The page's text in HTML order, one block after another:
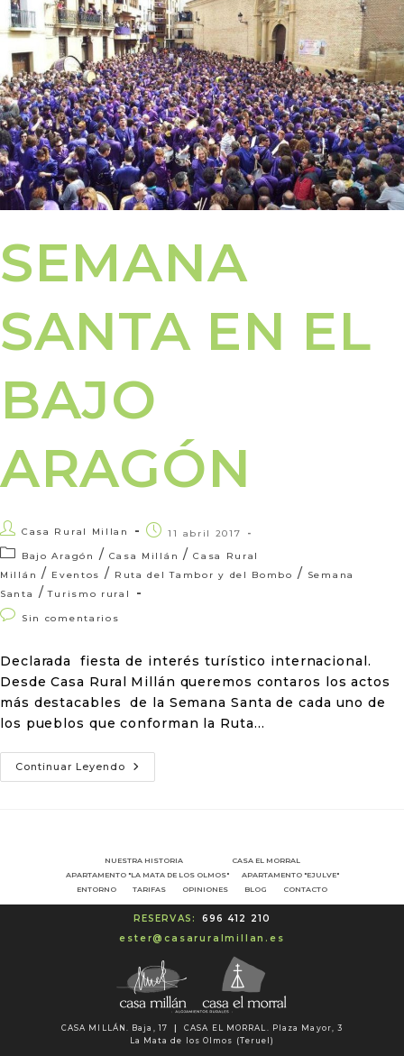
SEMANA
SANTA EN EL
BAJO
ARAGÓN
Casa Rural Millan
11 abril 2017
Bajo Aragón
/ Casa Millán / Casa Rural
Millán / Eventos / Ruta del Tambor y del Bombo / Semana
Santa
/ Turismo rural
Sin comentarios
Declarada fiesta de interés turístico internacional.
Desde Casa Rural Millán queremos contaros los actos
más destacables de la Semana Santa de cada uno de
los pueblos que conforman la Ruta…
Continuar Leyendo
NUESTRA HISTORIA
CASA EL MORRAL
APARTAMENTO "LA MATA DE LOS OLMOS"
APARTAMENTO "EJULVE"
ENTORNO
TARIFAS OPINIONES BLOG CONTACTO
RESERVAS:
696 412 210
ester@casaruralmillan.es
CASA MILLÁN. Baja, 17
CASA EL MORRAL. Plaza Mayor, 3
La Mata de los Olmos (Teruel)